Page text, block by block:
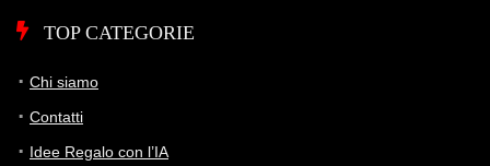
TOP CATEGORIE
Chi siamo
Contatti
Idee Regalo con l’IA